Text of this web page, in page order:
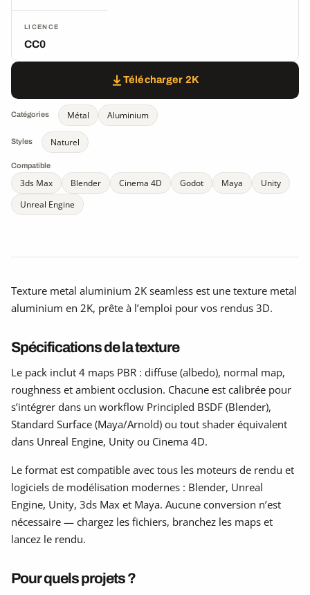
LICENCE
CC0
Télécharger 2K
Catégories Métal Aluminium
Styles Naturel
Compatible
3ds Max Blender Cinema 4D Godot Maya
Unity
Unreal Engine
Texture metal aluminium 2K seamless est une texture metal
aluminium en 2K, prête à l’emploi pour vos rendus 3D.
Spécifications de la texture
Le pack inclut 4 maps PBR : diffuse (albedo), normal map,
roughness et ambient occlusion. Chacune est calibrée pour
s’intégrer dans un workflow Principled BSDF (Blender),
Standard Surface (Maya/Arnold) ou tout shader équivalent
dans Unreal Engine, Unity ou Cinema 4D.
Le format est compatible avec tous les moteurs de rendu et
logiciels de modélisation modernes : Blender, Unreal
Engine, Unity, 3ds Max et Maya. Aucune conversion n’est
nécessaire — chargez les fichiers, branchez les maps et
lancez le rendu.
Pour quels projets ?